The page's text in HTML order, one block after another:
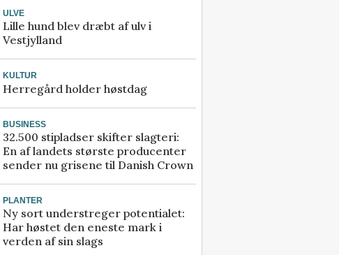
ULVE
Lille hund blev dræbt af ulv i
Vestjylland
KULTUR
Herregård holder høstdag
BUSINESS
32.500 stipladser skifter slagteri:
En af landets største producenter
sender nu grisene til Danish Crown
PLANTER
Ny sort understreger potentialet:
Har høstet den eneste mark i
verden af sin slags